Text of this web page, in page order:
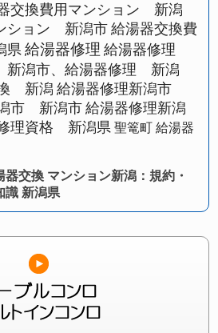
交換費用マンション 新潟
ション 新潟市 給湯器交換費
県 給湯器修理 給湯器修理
新潟市、給湯器修理 新潟
新潟 給湯器修理新潟市
市 新潟市 給湯器修理新潟
理資格 新潟県 聖篭町 給湯器
器交換 マンション新潟：規約・
識 新潟県